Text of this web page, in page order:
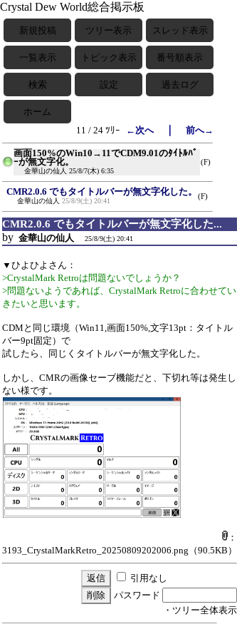
Crystal Dew World総合掲示板
新規投稿 ツリー表示 スレッド表示
一覧表示 トピック表示 番号順表示
検索 設定 過去ログ
ホーム
11 / 24 ﾂﾘｰ
←次へ｜ 前へ→
画面150%のWin10→11でCDM9.01のﾀｲﾄﾙﾊﾞ
ｰが無文字化。
金華山の仙人 25/8/7(木) 6:35
(F)
CMR2.0.6 でもタイトルバーが無文字化した。
金華山の仙人 25/8/9(土) 20:41
(F)
CMR2.0.6 でもタイトルバーが無文字化した...
by 金華山の仙人 25/8/9(土) 20:41
▼ひよひよさん：
>CrystalMark Retroは問題ないでしょうか？
>問題ないようであれば、CrystalMark Retroに合わせてい
きたいと思います。
CDMと同じ環境（Win11,画面150%,文字13pt：タイトル
バー9pt固定）で
試したら、同じくタイトルバーが無文字化した。
しかし、CMRの画像セーブ機能だと、下切れ等は発生し
ない様です。
：
3193_CrystalMarkRetro_20250809202006.png （90.5KB）
引用なし
パスワード
・ツリー全体表示